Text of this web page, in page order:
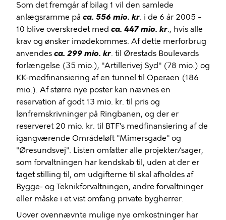
Som det fremgår af bilag 1 vil den samlede
anlægsramme på ca. 556 mio. kr. i de 6 år 2005 –
10 blive overskredet med ca. 447 mio. kr., hvis alle
krav og ønsker imødekommes. Af dette merforbrug
anvendes ca. 299 mio. kr. til Ørestads Boulevards
forlængelse (35 mio.), "Artillerivej Syd" (78 mio.) og
KK-medfinansiering af en tunnel til Operaen (186
mio.). Af større nye poster kan nævnes en
reservation af godt 13 mio. kr. til pris og
lønfremskrivninger på Ringbanen, og der er
reserveret 20 mio. kr. til BTF's medfinansiering af de
igangværende Områdeløft "Mimersgade" og
"Øresundsvej". Listen omfatter alle projekter/sager,
som forvaltningen har kendskab til, uden at der er
taget stilling til, om udgifterne til skal afholdes af
Bygge- og Teknikforvaltningen, andre forvaltninger
eller måske i et vist omfang private bygherrer.
Uover ovennævnte mulige nye omkostninger har